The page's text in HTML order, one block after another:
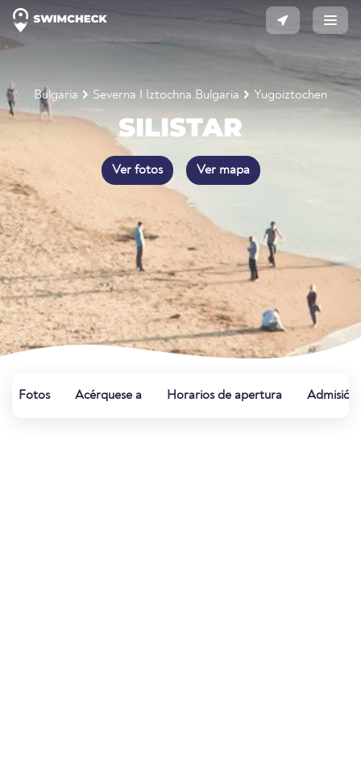
Bulgaria Severna I Iztochna Bulgaria Yugoiztochen
SILISTAR
Ver fotos Ver mapa
Fotos Acérquese a Horarios de apertura Admisión